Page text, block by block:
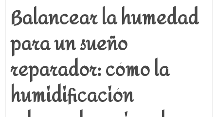
Balancear la humedad
para un sueño
reparador: cómo la
humidificación